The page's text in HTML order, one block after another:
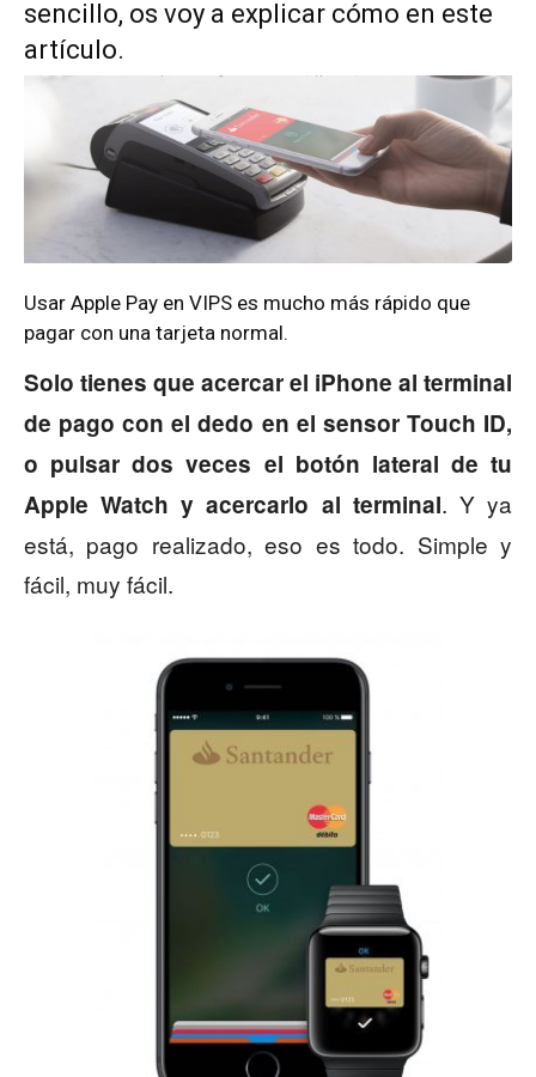
sencillo, os voy a explicar cómo en este
artículo.
Usar Apple Pay en VIPS es mucho más rápido que
pagar con una tarjeta normal.
Solo tienes que acercar el iPhone al terminal
de pago con el dedo en el sensor Touch ID,
o pulsar dos veces el botón lateral de tu
Apple Watch y acercarlo al terminal. Y ya
está, pago realizado, eso es todo. Simple y
fácil, muy fácil.